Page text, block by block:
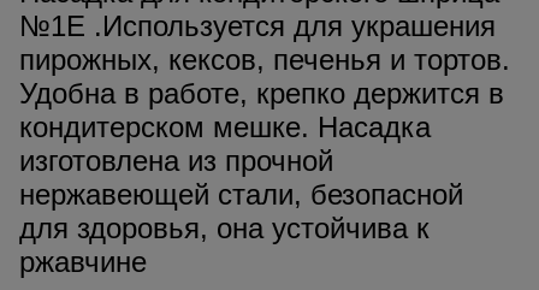
№1Е .Используется для украшения
пирожных, кексов, печенья и тортов.
Удобна в работе, крепко держится в
кондитерском мешке. Насадка
изготовлена из прочной
нержавеющей стали, безопасной
для здоровья, она устойчива к
ржавчине